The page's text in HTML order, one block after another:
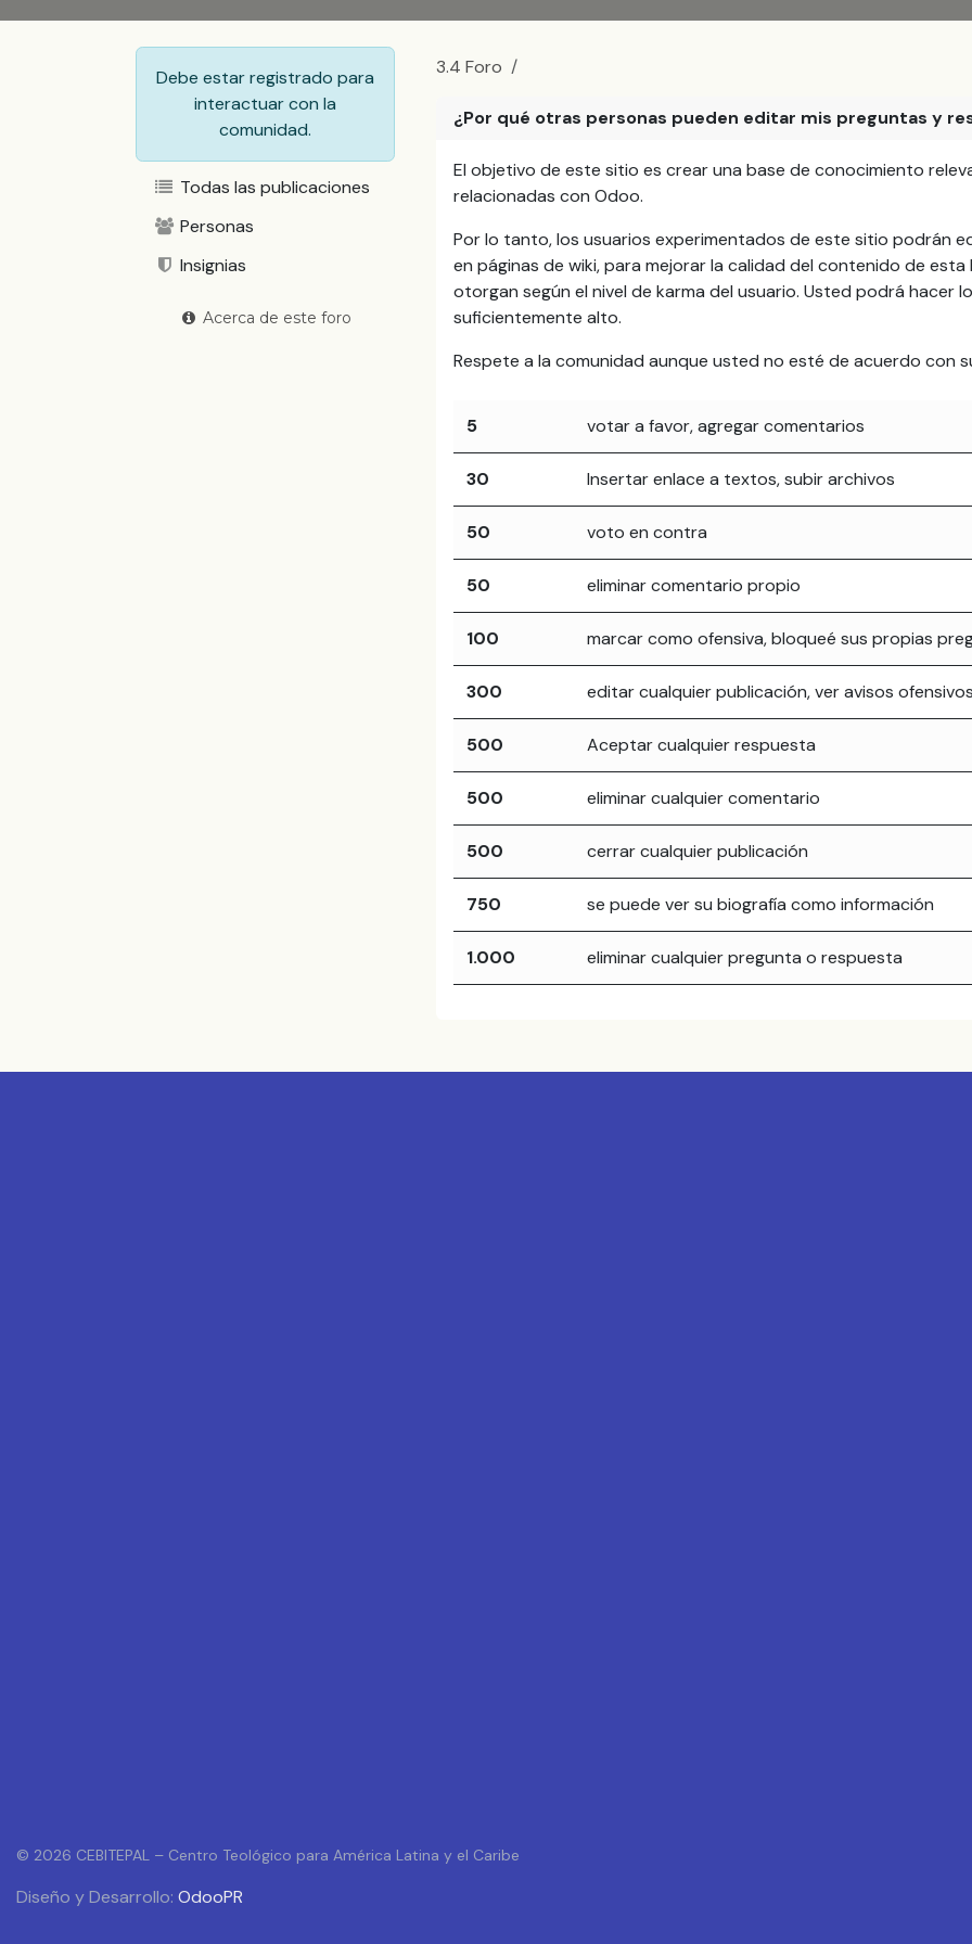
Debe estar registrado para
interactuar con la
comunidad.
Todas las publicaciones
Personas
Insignias
Acerca de este foro
3.4 Foro
¿Por qué otras personas pueden editar mis preguntas y
El objetivo de este sitio es crear una base de conocimiento
relacionadas con Odoo.
Por lo tanto, los usuarios experimentados de este sitio podrán
en páginas de wiki, para mejorar la calidad del contenido de
otorgan según el nivel de karma del usuario. Usted podrá hacer
suficientemente alto.
Respete a la comunidad aunque usted no esté de acuerdo con
5 votar a favor, agregar comentarios
30 Insertar enlace a textos, subir archivos
50 voto en contra
50 eliminar comentario propio
100 marcar como ofensiva, bloqueé sus propias
300 editar cualquier publicación, ver avisos ofensivos
500 Aceptar cualquier respuesta
500 eliminar cualquier comentario
500 cerrar cualquier publicación
750 se puede ver su biografía como información
1.000 eliminar cualquier pregunta o respuesta
© 2026 CEBITEPAL – Centro Teológico para América Latina y el Caribe
Diseño y Desarrollo: OdooPR